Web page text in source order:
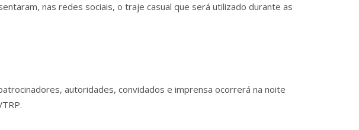
nas redes sociais, o traje casual que será utilizado durante as
autoridades, convidados e imprensa ocorrerá na noite